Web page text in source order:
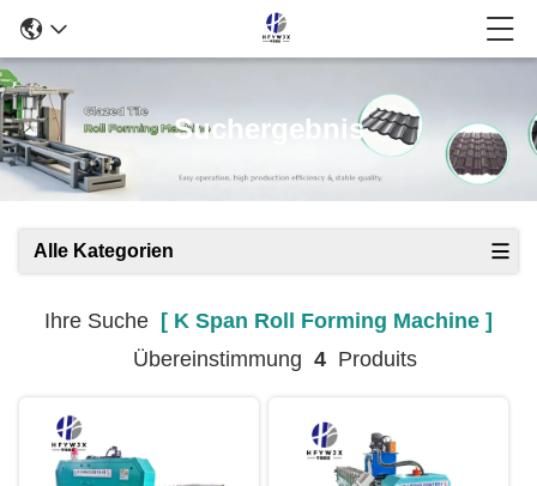
Suchergebnis
Alle Kategorien
Ihre Suche [ K Span Roll Forming Machine ]
Übereinstimmung 4Produits